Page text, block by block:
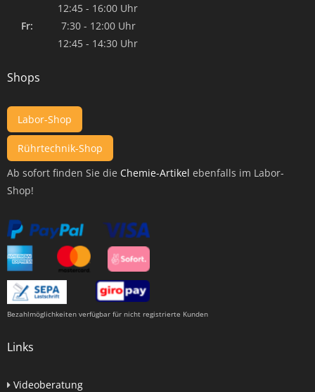
12:45 - 16:00 Uhr
Fr: 7:30 - 12:00 Uhr
12:45 - 14:30 Uhr
Shops
Labor-Shop
Rührtechnik-Shop
Ab sofort finden Sie die Chemie-Artikel ebenfalls im Labor-
Shop!
Bezahlmöglichkeiten verfügbar für nicht registrierte Kunden
Links
Videoberatung